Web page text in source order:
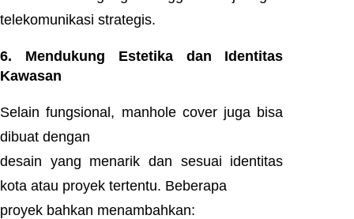
telekomunikasi strategis.
6. Mendukung Estetika dan Identitas
Kawasan
Selain fungsional, manhole cover juga bisa
dibuat dengan
desain yang menarik dan sesuai identitas
kota atau proyek tertentu. Beberapa
proyek bahkan menambahkan: